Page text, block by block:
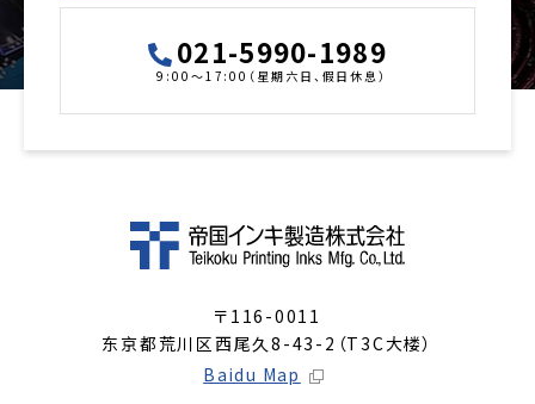
021-5990-1989
9:00～17:00（星期六日、假日休息）
〒116-0011
东京都荒川区西尾久8-43-2（T3C大楼）
Baidu Map